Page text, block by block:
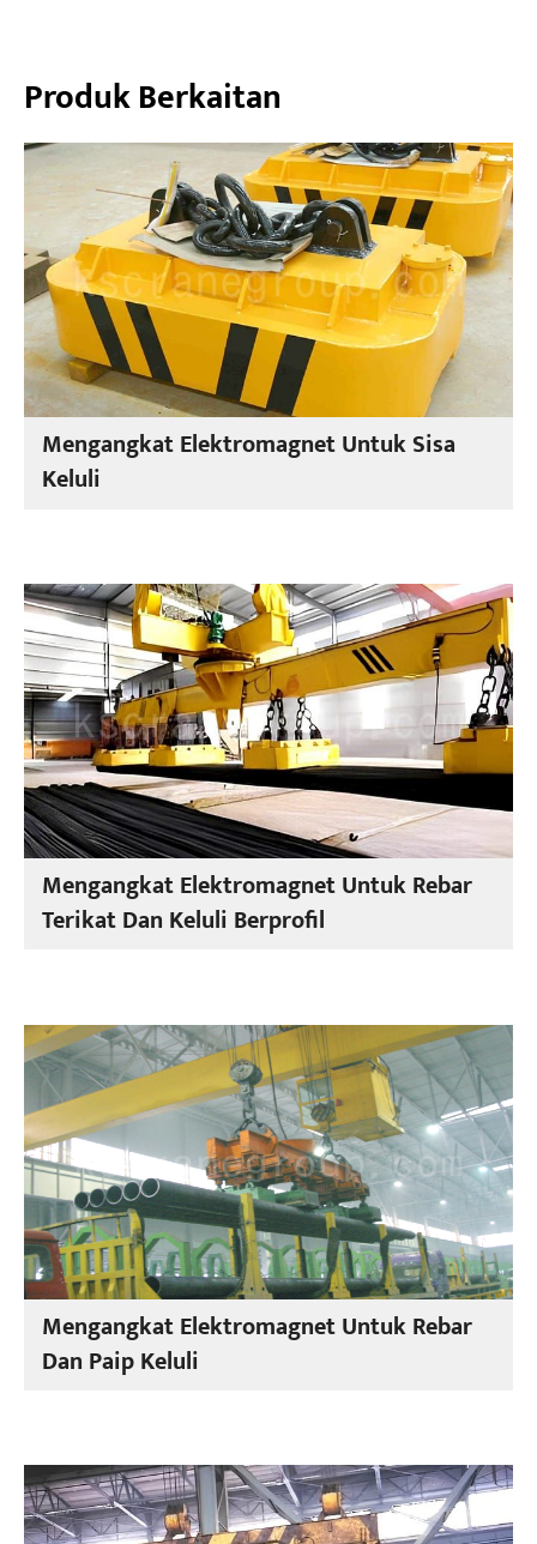
Produk Berkaitan
Mengangkat Elektromagnet Untuk Sisa
Keluli
Mengangkat Elektromagnet Untuk Rebar
Terikat Dan Keluli Berprofil
Mengangkat Elektromagnet Untuk Rebar
Dan Paip Keluli